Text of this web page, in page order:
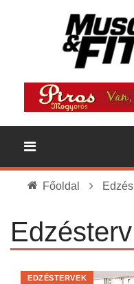
Főoldal Edzés
Edzésterv
EDZÉSTERVEK